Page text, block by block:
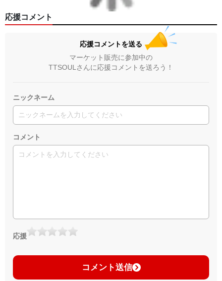
応援コメント
応援コメントを送る
マーケット販売に参加中の
TTSOULさんに応援コメントを送ろう！
ニックネーム
コメント
応援
コメント送信